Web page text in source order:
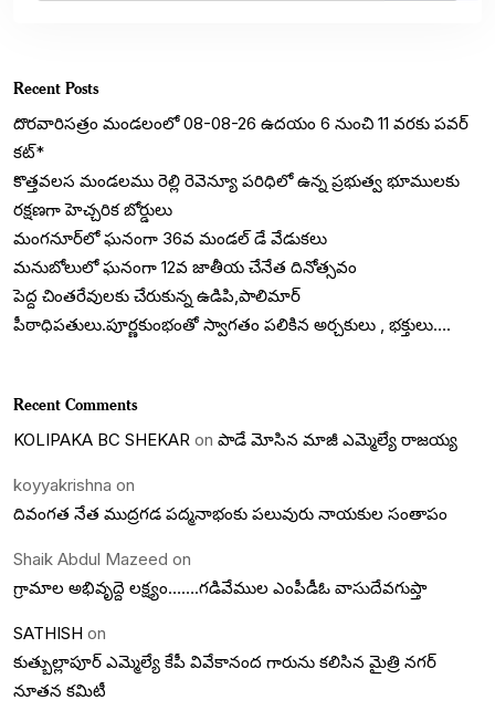
Recent Posts
దొరవారిసత్రం మండలంలో 08-08-26 ఉదయం 6 నుంచి 11 వరకు పవర్
కట్*
కొత్తవలస మండలము రెల్లి రెవెన్యూ పరిధిలో ఉన్న ప్రభుత్వ భూములకు
రక్షణగా హెచ్చరిక బోర్డులు
మంగనూర్‌లో ఘనంగా 36వ మండల్ డే వేడుకలు
మనుబోలులో ఘనంగా 12వ జాతీయ చేనేత దినోత్సవం
పెద్ద చింతరేవులకు చేరుకున్న ఉడిపి,పాలిమార్
పీఠాధిపతులు.పూర్ణకుంభంతో స్వాగతం పలికిన అర్చకులు , భక్తులు….
Recent Comments
KOLIPAKA BC SHEKAR on పాడే మోసిన మాజీ ఎమ్మెల్యే రాజయ్య
koyyakrishna on
దివంగత నేత ముద్రగడ పద్మనాభంకు పలువురు నాయకుల సంతాపం
Shaik Abdul Mazeed on
గ్రామాల అభివృద్దె లక్ష్యం…….గడివేముల ఎంపీడీఓ వాసుదేవగుప్తా
SATHISH on
కుత్బుల్లాపూర్ ఎమ్మెల్యే కేపీ వివేకానంద గారును కలిసిన మైత్రి నగర్
నూతన కమిటీ